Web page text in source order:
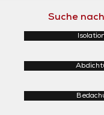
Suche